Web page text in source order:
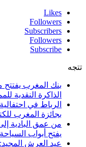
Likes
Followers
Subscribers
Followers
Subscribe
تتجه
بنك المغرب
الذاكرة النقدية
الرباط في
بجائزة المغرب
من عمق البادية
يفتح أبواب
عيد العرش المجيد: